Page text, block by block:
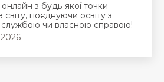
з будь-якої точки
світу, поєднуючи освіту з
чи власною справою!